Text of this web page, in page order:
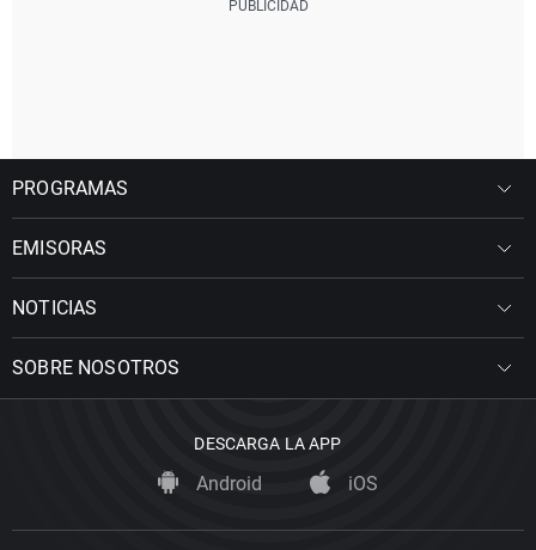
PROGRAMAS
EMISORAS
NOTICIAS
SOBRE NOSOTROS
DESCARGA LA APP
Android iOS